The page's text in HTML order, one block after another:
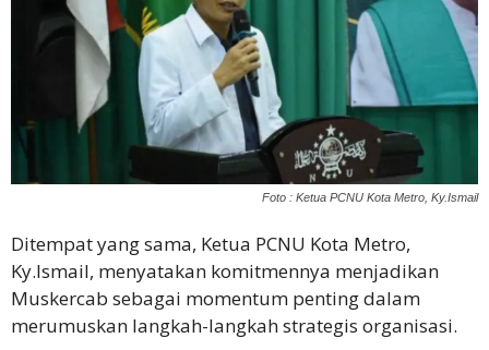
Foto : Ketua PCNU Kota Metro, Ky.Ismail
Ditempat yang sama, Ketua PCNU Kota Metro,
Ky.Ismail, menyatakan komitmennya menjadikan
Muskercab sebagai momentum penting dalam
merumuskan langkah-langkah strategis organisasi.